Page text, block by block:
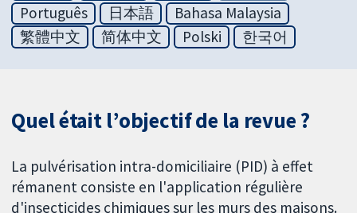
Português
日本語
Bahasa Malaysia
繁體中文
简体中文 Polski 한국어
Quel était l’objectif de la revue ?
La pulvérisation intra-domiciliaire (PID) à effet
rémanent consiste en l'application régulière
d'insecticides chimiques sur les murs des maisons.